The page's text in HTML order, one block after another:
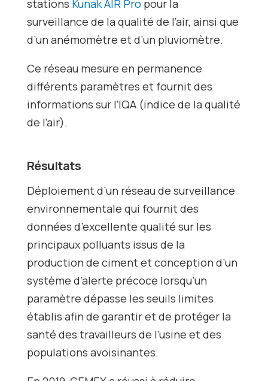
stations Kunak AIR Pro pour la
surveillance de la qualité de l’air, ainsi que
d’un anémomètre et d’un pluviomètre.
Ce réseau mesure en permanence
différents paramètres et fournit des
informations sur l’IQA (indice de la qualité
de l’air).
Résultats
Déploiement d’un réseau de surveillance
environnementale qui fournit des
données d’excellente qualité sur les
principaux polluants issus de la
production de ciment et conception d’un
système d’alerte précoce lorsqu’un
paramètre dépasse les seuils limites
établis afin de garantir et de protéger la
santé des travailleurs de l’usine et des
populations avoisinantes.